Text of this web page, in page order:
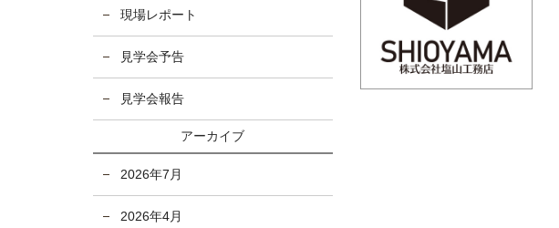
現場レポート
見学会予告
見学会報告
アーカイブ
2026年7月
2026年4月